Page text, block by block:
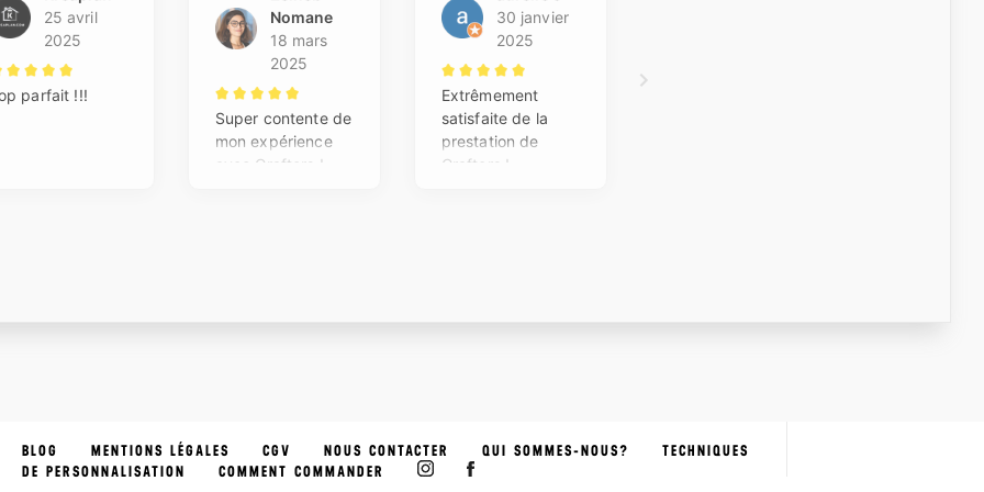
BLOG MENTIONS LÉGALES CGV NOUS CONTACTER QUI SOMMES-NOUS?
TECHNIQUES
DE PERSONNALISATION
COMMENT COMMANDER